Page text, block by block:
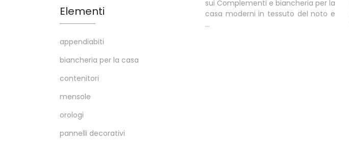
sui Complementi e biancheria per la
casa moderni in tessuto del noto e
...
Elementi
appendiabiti
biancheria per la casa
contenitori
mensole
orologi
pannelli decorativi